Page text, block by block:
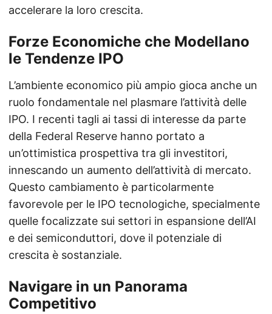
accelerare la loro crescita.
Forze Economiche che Modellano
le Tendenze IPO
L’ambiente economico più ampio gioca anche un
ruolo fondamentale nel plasmare l’attività delle
IPO. I recenti tagli ai tassi di interesse da parte
della Federal Reserve hanno portato a
un’ottimistica prospettiva tra gli investitori,
innescando un aumento dell’attività di mercato.
Questo cambiamento è particolarmente
favorevole per le IPO tecnologiche, specialmente
quelle focalizzate sui settori in espansione dell’AI
e dei semiconduttori, dove il potenziale di
crescita è sostanziale.
Navigare in un Panorama
Competitivo